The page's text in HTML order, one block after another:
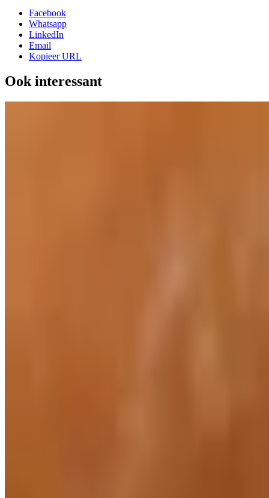
Facebook
Whatsapp
LinkedIn
Email
Kopieer URL
Ook interessant